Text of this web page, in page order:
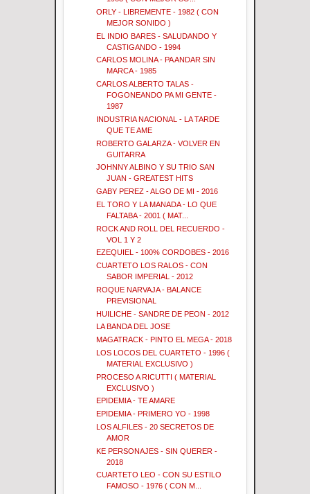
ORLY - LIBREMENTE - 1982 ( CON
MEJOR SONIDO )
EL INDIO BARES - SALUDANDO Y
CASTIGANDO - 1994
CARLOS MOLINA - PA ANDAR SIN
MARCA - 1985
CARLOS ALBERTO TALAS -
FOGONEANDO PA MI GENTE -
1987
INDUSTRIA NACIONAL - LA TARDE
QUE TE AME
ROBERTO GALARZA - VOLVER EN
GUITARRA
JOHNNY ALBINO Y SU TRIO SAN
JUAN - GREATEST HITS
GABY PEREZ - ALGO DE MI - 2016
EL TORO Y LA MANADA - LO QUE
FALTABA - 2001 ( MAT...
ROCK AND ROLL DEL RECUERDO -
VOL 1 Y 2
EZEQUIEL - 100% CORDOBES - 2016
CUARTETO LOS RALOS - CON
SABOR IMPERIAL - 2012
ROQUE NARVAJA - BALANCE
PREVISIONAL
HUILICHE - SANDRE DE PEON - 2012
LA BANDA DEL JOSE
MAGATRACK - PINTO EL MEGA - 2018
LOS LOCOS DEL CUARTETO - 1996 (
MATERIAL EXCLUSIVO )
PROCESO A RICUTTI ( MATERIAL
EXCLUSIVO )
EPIDEMIA - TE AMARE
EPIDEMIA - PRIMERO YO - 1998
LOS ALFILES - 20 SECRETOS DE
AMOR
KE PERSONAJES - SIN QUERER -
2018
CUARTETO LEO - CON SU ESTILO
FAMOSO - 1976 ( CON M...